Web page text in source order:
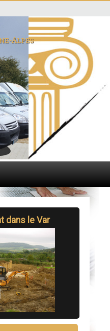
Alpes
dans le Var